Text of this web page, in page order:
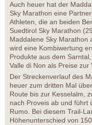
Auch heuer hat der
Sky Marathon eine
Athleten, die an beiden
Suedtirol Sky Marathon
Maddalene Sky Marathon
wird eine Kombiwertung
Produkte aus dem
Valle di Non als Preise zur
Der Streckenverlauf des
heuer zum dritten Mal
Route bis zur Kesselalm,
nach Proveis ab und führt
Rumo. Bei diesem Trail-
Höhenunterschied von